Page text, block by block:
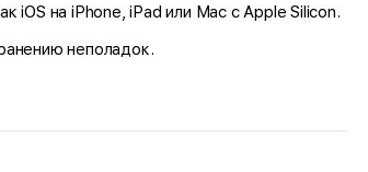
iOS на iPhone, iPad или Mac с Apple Silicon.
неполадок.